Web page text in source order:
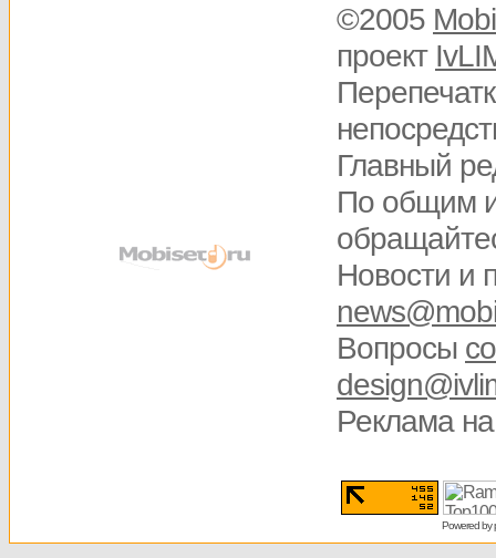
©2005
проект
Главный
По общим
Новости и
Вопросы
Реклама
Powered by